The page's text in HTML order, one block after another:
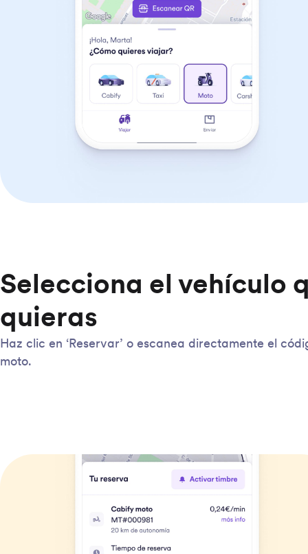
Selecciona el vehículo
quieras
Haz clic en ‘Reservar’ o escanea directamente el
moto.